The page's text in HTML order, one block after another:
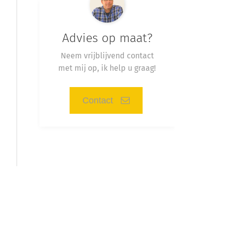
Advies op maat?
Neem vrijblijvend contact
met mij op, ik help u graag!
Contact